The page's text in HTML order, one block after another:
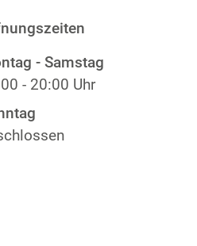
- Samstag
- 20:00 Uhr